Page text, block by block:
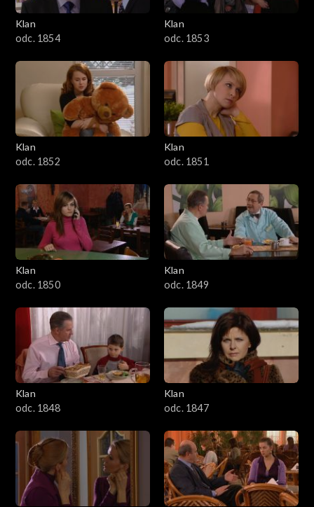
Klan
odc. 1854
Klan
odc. 1853
Klan
odc. 1852
Klan
odc. 1851
Klan
odc. 1850
Klan
odc. 1849
Klan
odc. 1848
Klan
odc. 1847